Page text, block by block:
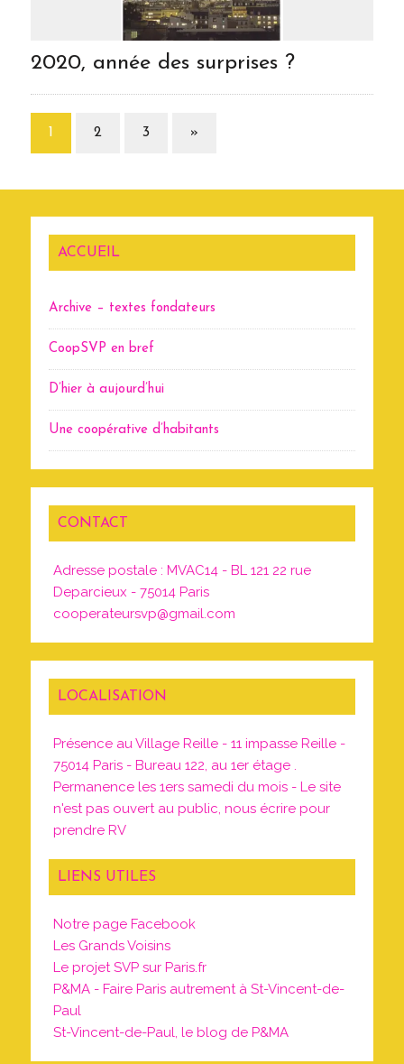
2020, année des surprises ?
1 2 3 »
ACCUEIL
Archive – textes fondateurs
CoopSVP en bref
D’hier à aujourd’hui
Une coopérative d’habitants
CONTACT
Adresse postale : MVAC14 - BL 121 22 rue
Deparcieux - 75014 Paris
cooperateursvp@gmail.com
LOCALISATION
Présence au Village Reille - 11 impasse Reille -
75014 Paris - Bureau 122, au 1er étage .
Permanence les 1ers samedi du mois - Le site
n'est pas ouvert au public, nous écrire pour
prendre RV
LIENS UTILES
Notre page Facebook
Les Grands Voisins
Le projet SVP sur Paris.fr
P&MA - Faire Paris autrement à St-Vincent-de-
Paul
St-Vincent-de-Paul, le blog de P&MA